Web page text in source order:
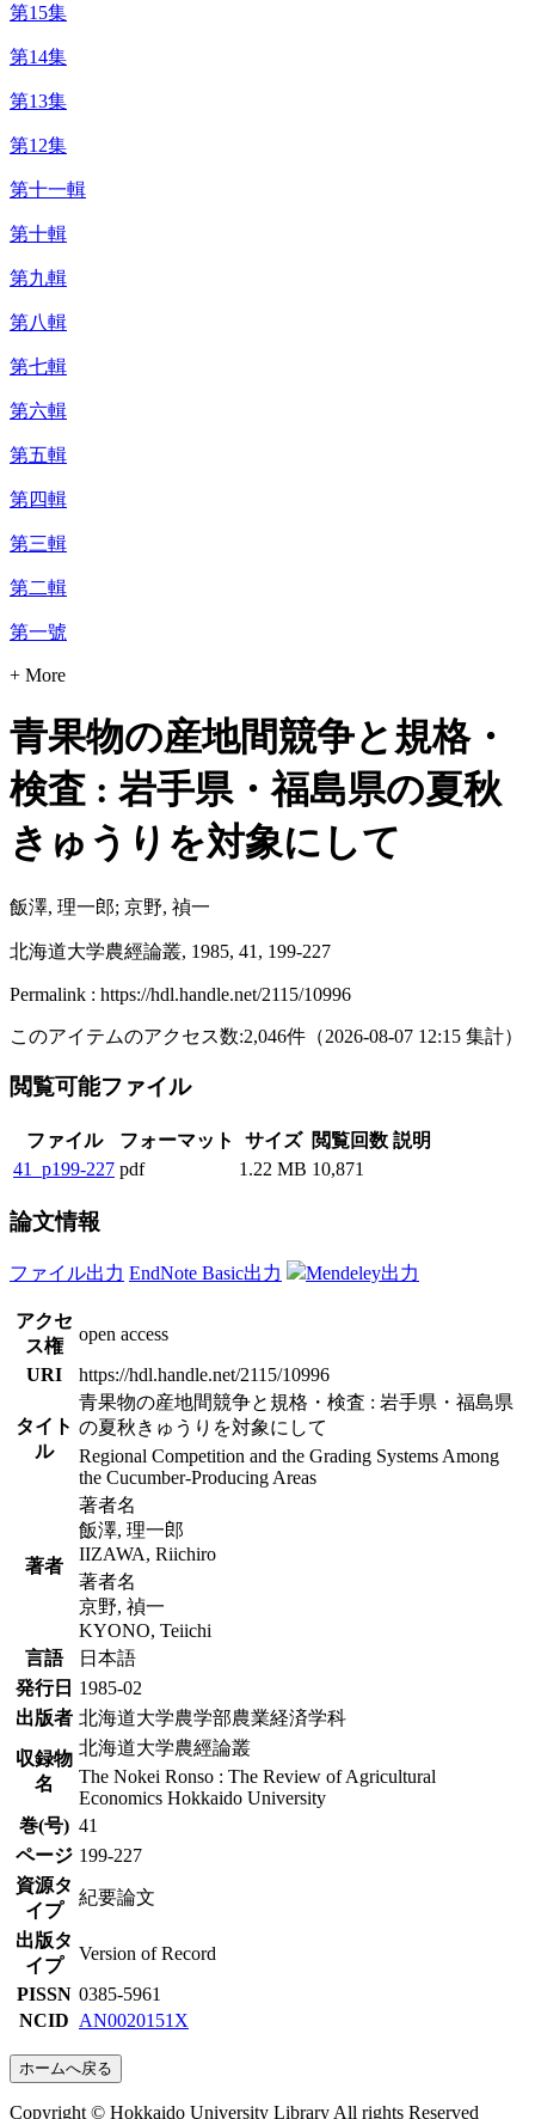
第15集
第14集
第13集
第12集
第十一輯
第十輯
第九輯
第八輯
第七輯
第六輯
第五輯
第四輯
第三輯
第二輯
第一號
+ More
青果物の産地間競争と規格・
検査 : 岩手県・福島県の夏秋
きゅうりを対象にして
飯澤, 理一郎; 京野, 禎一
北海道大学農經論叢, 1985, 41, 199-227
Permalink : https://hdl.handle.net/2115/10996
このアイテムのアクセス数:2,046件 （2026-08-07 12:15 集計）
閲覧可能ファイル
ファイル フォーマット サイズ 閲覧回数 説明
41_p199-227 pdf 1.22 MB 10,871
論文情報
ファイル出力 EndNote Basic出力 Mendeley出力
アクセ
ス権
open access
URI
https://hdl.handle.net/2115/10996
タイト
ル
青果物の産地間競争と規格・検査 : 岩手県・福島県
の夏秋きゅうりを対象にして
Regional Competition and the Grading Systems Among
the Cucumber-Producing Areas
著者
著者名
飯澤, 理一郎
IIZAWA, Riichiro
著者名
京野, 禎一
KYONO, Teiichi
言語
日本語
発行日 1985-02
出版者 北海道大学農学部農業経済学科
収録物
名
北海道大学農經論叢
The Nokei Ronso : The Review of Agricultural
Economics Hokkaido University
巻(号) 41
ページ 199-227
資源タ
イプ
紀要論文
出版タ
イプ
Version of Record
PISSN 0385-5961
NCID AN0020151X
ホームへ戻る
Copyright © Hokkaido University Library All rights Reserved